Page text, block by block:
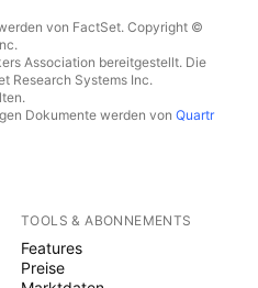
von FactSet. Copyright ©
Association bereitgestellt. Die
Research Systems Inc.
Dokumente werden von Quartr
TOOLS & ABONNEMENTS
Features
Preise